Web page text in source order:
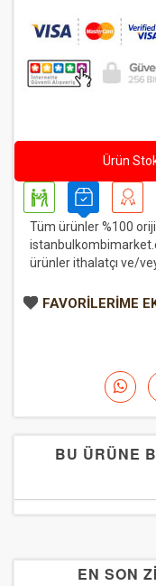
Ürün
Tüm ürünler %100
ürünler ithalatçı ve/
FAVORILERIME
BU ÜRÜNE
EN SON